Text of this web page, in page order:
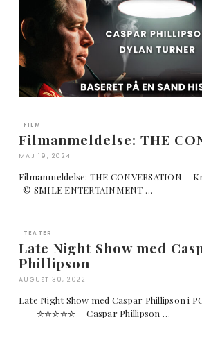
FILM
Filmanmeldelse: THE
MAJ 19, 2024
Filmanmeldelse: THE
© SMILE ENTERTAINMENT …
TEATER
Late Night Show med
Phillipson
AUGUST 30, 2022
Late Night Show med Caspar Phillipson i
✮✮✮✮✮ Caspar Phillipson …